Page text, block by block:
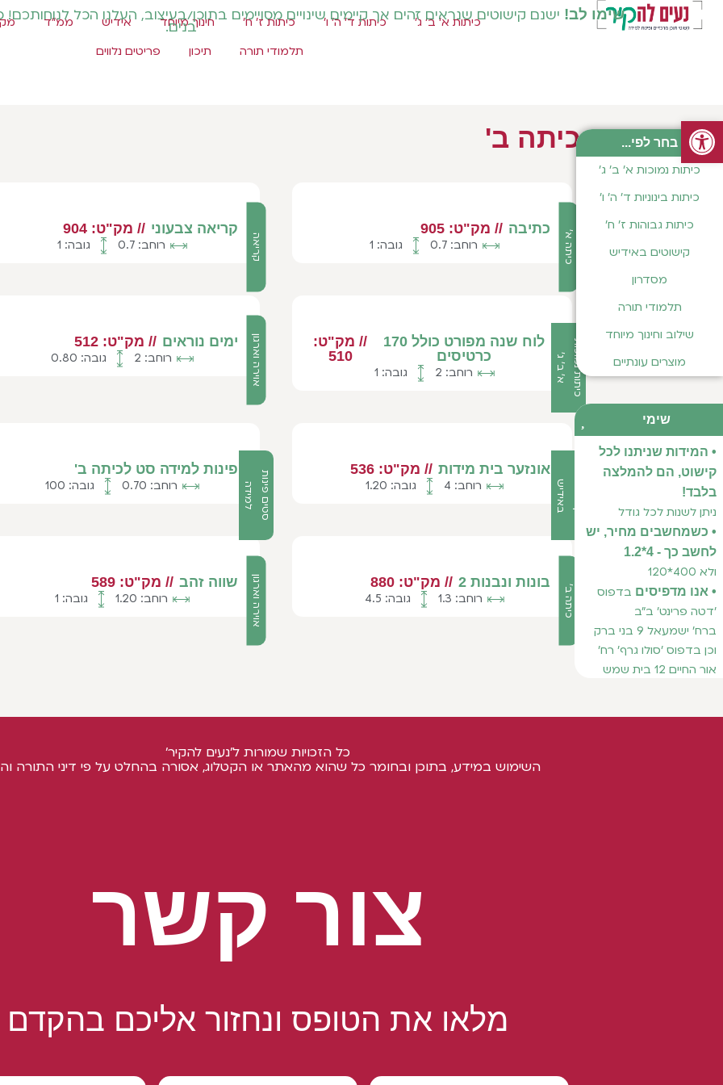
פתח סרגל נגישות
שימו לב! ישנם קישוטים שנראים זהים אך קיימים שינויים מסויימים בתוכן/בעיצוב, העלנו הכל
בנים. כיתות א' ב' ג' כיתות ד' ה' ו' כיתות ז' ח' חינוך מיוחד אידיש ממ"ד
תלמודי תורה
תיכון פריטים נלווים
בחר לפי...
כיתות נמוכות א' ב' ג'
כיתות בינוניות ד' ה' ו'
כיתות גבוהות ז' ח'
קישוטים באידיש
מסדרון
תלמודי תורה
שילוב וחינוך מיוחד
מוצרים עונתיים
שימי
• המידות שניתנו לכל
קישוט, הם להמלצה
בלבד!
ניתן לשנות לכל גודל
• כשמחשבים מחיר, יש
לחשב כך - 4*1.2
ולא 400*120
• אנו מדפיסים בדפוס
'דטה פרינט' ב"ב
ברח' ישמעאל 9 בני ברק
וכן בדפוס 'סולו גרף' רח'
אור החיים 12 בית שמש
21 מודיעין עילית
כיתה ב'
כיתה א'
כתיבה // מק"ט: 905
רוחב: 0.7 גובה: 1 קריאה
קריאה צבעוני // מק"ט: 904
רוחב: 0.7 גובה: 1
כ
י
ת
ו
ת
נ
מ
ו
כ
ו
ת
א
'
ב
'
ג '
לוח שנה מפורט כולל 170
כרטיסים
// מק"ט:
510
רוחב: 2 גובה: 1 אוירה וארגון ימים נוראים // מק"ט: 512
רוחב: 2 גובה: 0.80
ש
אונזער בית מידות // מק"ט: 536
רוחב: 4 גובה: 1.20 ס
ט
י
ם
פ
י נ ו
ת
ל
מ
י
ד ה
פינות למידה סט לכיתה ב'
רוחב: 0.70 גובה: 100
כיתה ב'
בונות ונבנות 2 // מק"ט: 880
רוחב: 1.3 גובה: 4.5 אוירה וארגון שווה זהב // מק"ט: 589
רוחב: 1.20 גובה: 1
כל הזכויות שמורות ל'נעים להקיר'
השימוש במידע, בתוכן ובחומר כל שהוא מהאתר או הקטלוג, אסורה בהחלט על פי דיני התורה
צור קשר
מלאו את הטופס ונחזור אליכם בהקדם